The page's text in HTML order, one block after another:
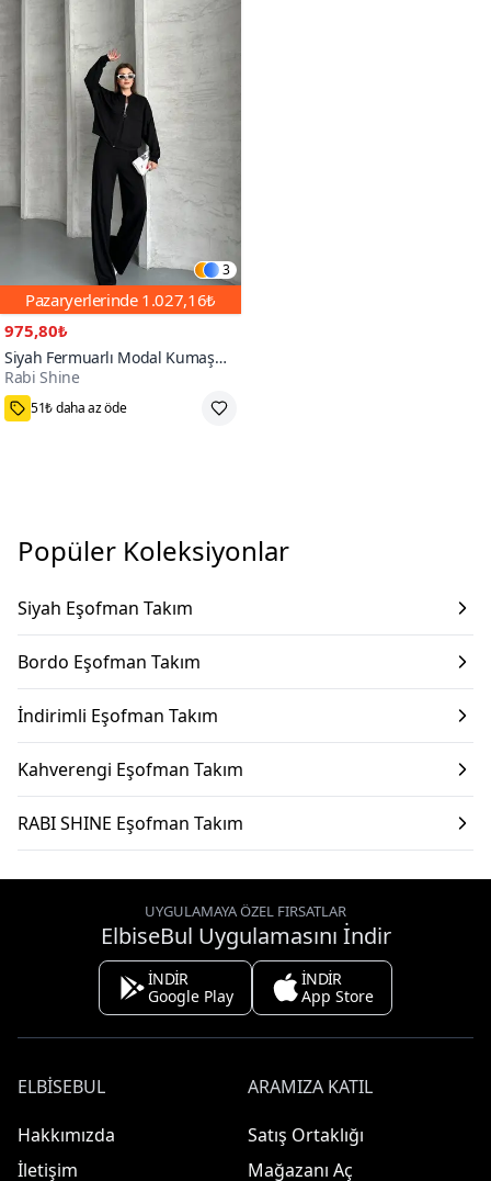
3
Pazaryerlerinde 1.027,16₺
975,80₺
Siyah Fermuarlı Modal Kumaş
Eşofman Takım
Rabi Shine
200+
51₺ daha az öde
Popüler Koleksiyonlar
Siyah Eşofman Takım
Bordo Eşofman Takım
İndirimli Eşofman Takım
Kahverengi Eşofman Takım
RABI SHINE Eşofman Takım
UYGULAMAYA ÖZEL FIRSATLAR
ElbiseBul Uygulamasını İndir
İNDİR
Google Play
İNDİR
App Store
ELBISEBUL
Hakkımızda
İletişim
ARAMIZA KATIL
Satış Ortaklığı
Mağazanı Aç